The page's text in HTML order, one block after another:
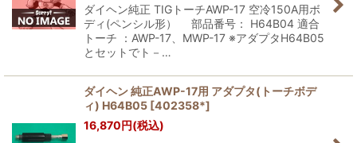
ダイヘン純正 TIGトーチAWP-17 空冷150A用ボ
ディ(ペンシル形） 部品番号： H64B04 適合
トーチ ：AWP-17、MWP-17 ※アダプタH64B05
とセットでト－…
ダイヘン 純正AWP-17用 アダプタ(トーチボデ
ィ) H64B05 [402358*]
16,870円(税込)